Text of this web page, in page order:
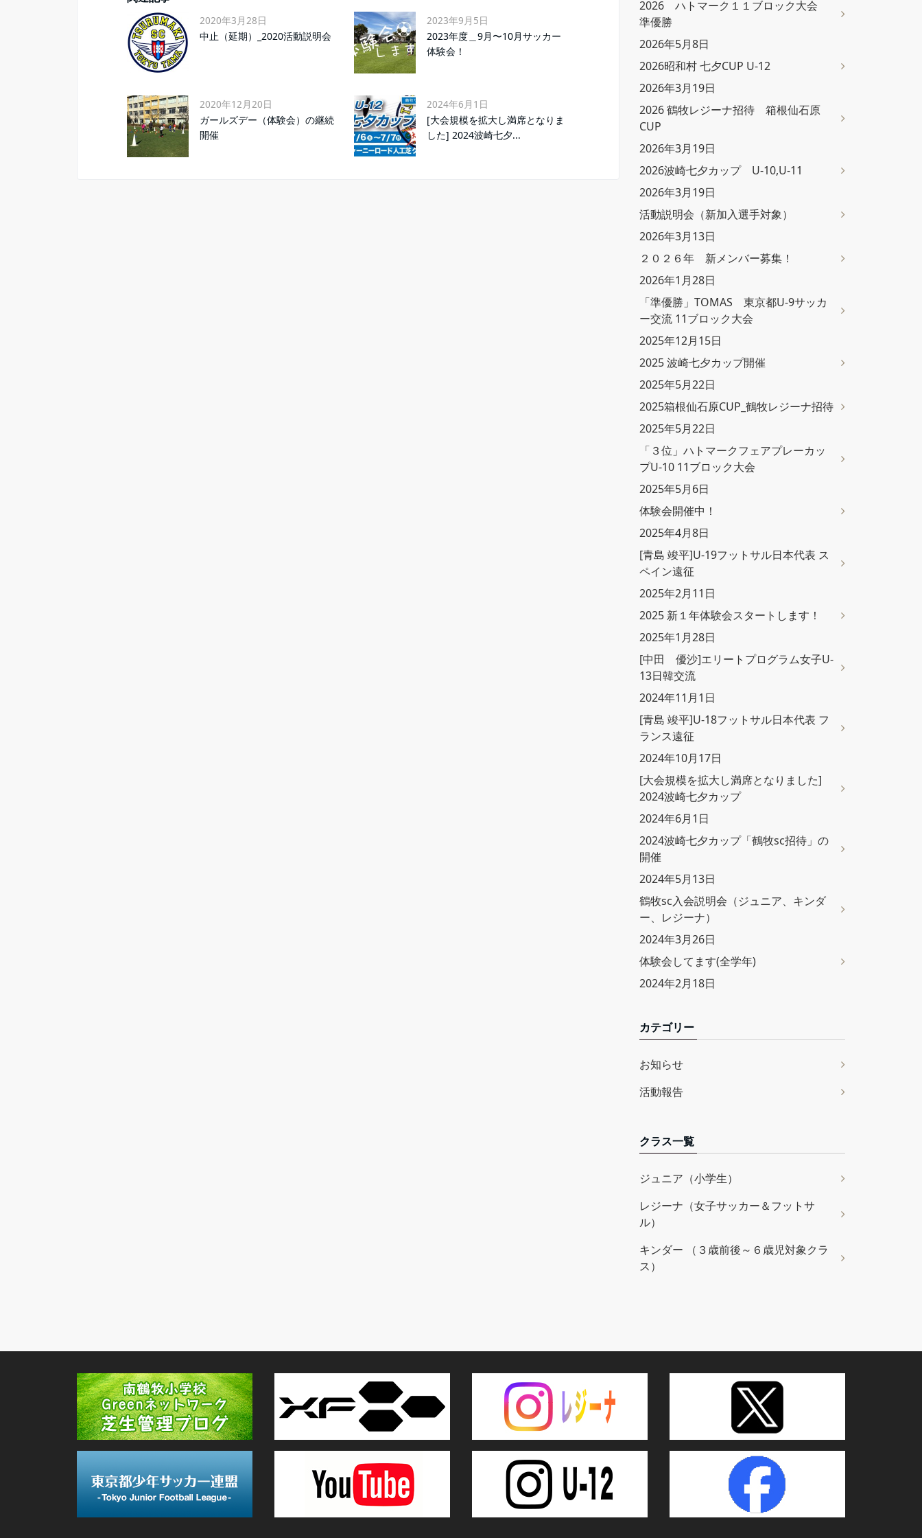
2020年3月28日
中止（延期）_2020活動説明会
2023年9月5日
2023年度＿9月〜10月サッカー
体験会！
2020年12月20日
ガールズデー（体験会）の継続
開催
2024年6月1日
[大会規模を拡大し満席となりま
した] 2024波崎七夕...
2026 ハトマーク１１ブロック大会
準優勝
2026年5月8日
2026昭和村 七夕CUP U-12
2026年3月19日
2026 鶴牧レジーナ招待 箱根仙石原
CUP
2026年3月19日
2026波崎七夕カップ U-10,U-11
2026年3月19日
活動説明会（新加入選手対象）
2026年3月13日
２０２６年 新メンバー募集！
2026年1月28日
「準優勝」TOMAS 東京都U-9サッカ
ー交流 11ブロック大会
2025年12月15日
2025 波崎七夕カップ開催
2025年5月22日
2025箱根仙石原CUP_鶴牧レジーナ招待
2025年5月22日
「３位」ハトマークフェアプレーカッ
プU-10 11ブロック大会
2025年5月6日
体験会開催中！
2025年4月8日
[青島 竣平]U-19フットサル日本代表 ス
ペイン遠征
2025年2月11日
2025 新１年体験会スタートします！
2025年1月28日
[中田 優沙]エリートプログラム女子U-
13日韓交流
2024年11月1日
[青島 竣平]U-18フットサル日本代表 フ
ランス遠征
2024年10月17日
[大会規模を拡大し満席となりました]
2024波崎七夕カップ
2024年6月1日
2024波崎七夕カップ「鶴牧sc招待」の
開催
2024年5月13日
鶴牧sc入会説明会（ジュニア、キンダ
ー、レジーナ）
2024年3月26日
体験会してます(全学年)
2024年2月18日
カテゴリー
お知らせ
活動報告
クラス一覧
ジュニア（小学生）
レジーナ（女子サッカー＆フットサ
ル）
キンダー （３歳前後～６歳児対象クラ
ス）